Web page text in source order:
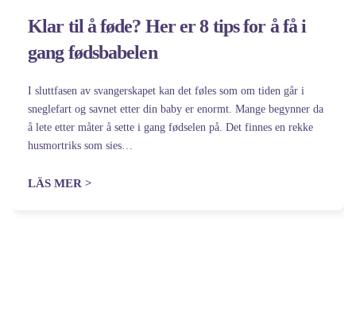
Klar til å føde? Her er 8 tips for å få i
gang fødsbabelen
I sluttfasen av svangerskapet kan det føles som om tiden går i
sneglefart og savnet etter din baby er enormt. Mange begynner da
å lete etter måter å sette i gang fødselen på. Det finnes en rekke
husmortriks som sies…
LÄS MER >